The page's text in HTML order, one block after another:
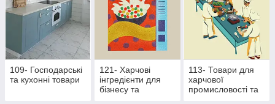
109- Господарські
та кухонні товари
121- Харчові
інгредієнти для
бізнесу та
113- Товари для
харчової
промисловості та